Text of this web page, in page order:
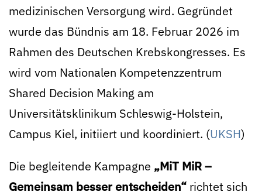
medizinischen Versorgung wird. Gegründet
wurde das Bündnis am 18. Februar 2026 im
Rahmen des Deutschen Krebskongresses. Es
wird vom Nationalen Kompetenzzentrum
Shared Decision Making am
Universitätsklinikum Schleswig-Holstein,
Campus Kiel, initiiert und koordiniert. (UKSH)
Die begleitende Kampagne „MiT MiR –
Gemeinsam besser entscheiden“richtet sich